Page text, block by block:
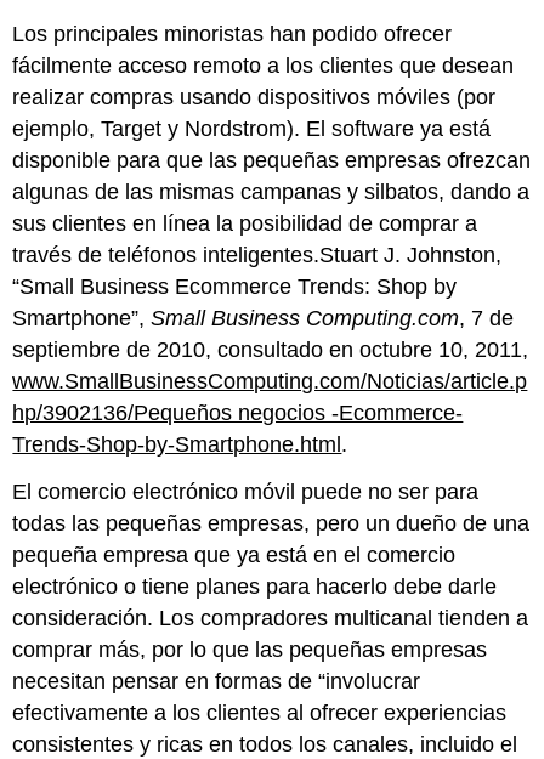
Los principales minoristas han podido ofrecer
fácilmente acceso remoto a los clientes que desean
realizar compras usando dispositivos móviles (por
ejemplo, Target y Nordstrom). El software ya está
disponible para que las pequeñas empresas ofrezcan
algunas de las mismas campanas y silbatos, dando a
sus clientes en línea la posibilidad de comprar a
través de teléfonos inteligentes.Stuart J. Johnston,
“Small Business Ecommerce Trends: Shop by
Smartphone”,Small Business Computing.com, 7 de
septiembre de 2010, consultado en octubre 10, 2011,
www.SmallBusinessComputing.com/Noticias/article.p
hp/3902136/Pequeños negocios -Ecommerce-
Trends-Shop-by-Smartphone.html.
El comercio electrónico móvil puede no ser para
todas las pequeñas empresas, pero un dueño de una
pequeña empresa que ya está en el comercio
electrónico o tiene planes para hacerlo debe darle
consideración. Los compradores multicanal tienden a
comprar más, por lo que las pequeñas empresas
necesitan pensar en formas de “involucrar
efectivamente a los clientes al ofrecer experiencias
consistentes y ricas en todos los canales, incluido el